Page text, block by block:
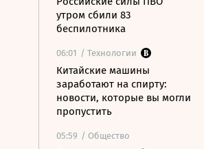
утром сбили 83
беспилотника
06:01 / Технологии
Китайские машины
заработают на спирту:
новости, которые вы могли
пропустить
05:59 / Общество